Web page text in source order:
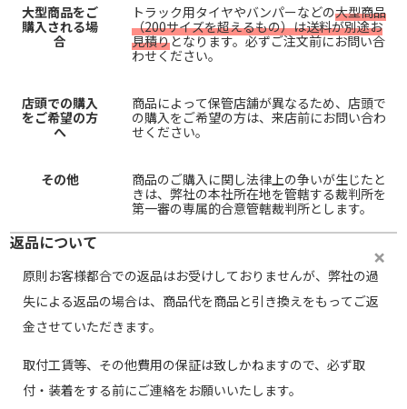
大型商品をご
購入される場
合
トラック用タイヤやバンパーなどの大型商品
（200サイズを超えるもの）は送料が別途お
見積りとなります。必ずご注文前にお問い合
わせください。
店頭での購入
をご希望の方
へ
商品によって保管店舗が異なるため、店頭で
の購入をご希望の方は、来店前にお問い合わ
せください。
その他
商品のご購入に関し法律上の争いが生じたと
きは、弊社の本社所在地を管轄する裁判所を
第一審の専属的合意管轄裁判所とします。
返品について
原則お客様都合での返品はお受けしておりませんが、弊社の過
失による返品の場合は、商品代を商品と引き換えをもってご返
金させていただきます。
取付工賃等、その他費用の保証は致しかねますので、必ず取
付・装着をする前にご連絡をお願いいたします。